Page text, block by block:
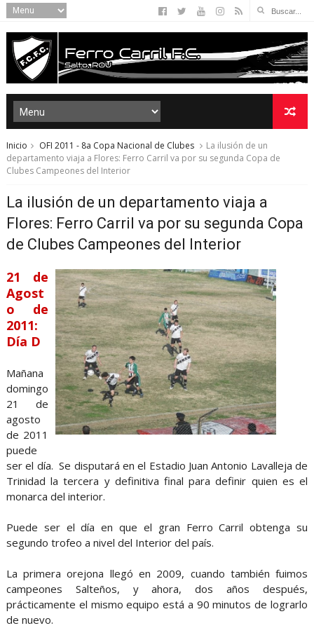
Inicio OFI 2011 - 8a Copa Nacional de Clubes
La ilusión de un
departamento viaja a Flores: Ferro Carril va por su segunda Copa de
Clubes Campeones del Interior
La ilusión de un departamento viaja a
Flores: Ferro Carril va por su segunda Copa
de Clubes Campeones del Interior
21 de
Agost
o de
2011:
Día D
Mañana
domingo
21 de
agosto
de 2011
puede
ser el día. Se disputará en el Estadio Juan Antonio Lavalleja de
Trinidad la tercera y definitiva final para definir quien es el
monarca del interior.
Puede ser el día en que el gran Ferro Carril obtenga su
segundo trofeo a nivel del Interior del país.
La primera orejona llegó en 2009, cuando también fuimos
campeones Salteños, y ahora, dos años después,
prácticamente el mismo equipo está a 90 minutos de lograrlo
de nuevo.